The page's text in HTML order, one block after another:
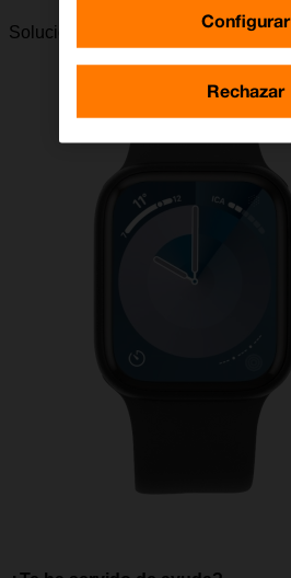
Solución: Cómo habilitar la
Configurar
Rechazar